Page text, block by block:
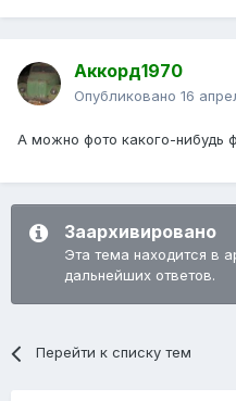
Аккорд1970
Опубликовано 16
А можно фото какого-нибудь
Заархивировано
Эта тема находится в
дальнейших ответов.
Перейти к списку тем